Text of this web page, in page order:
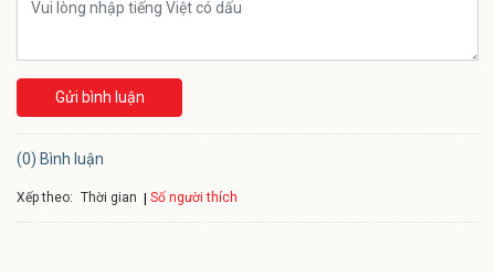
Gửi bình luận
(0) Bình luận
Xếp theo: Thời gian Số người thích